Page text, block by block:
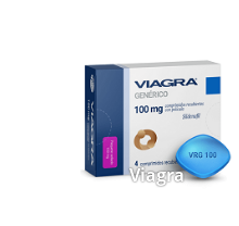
Viagra